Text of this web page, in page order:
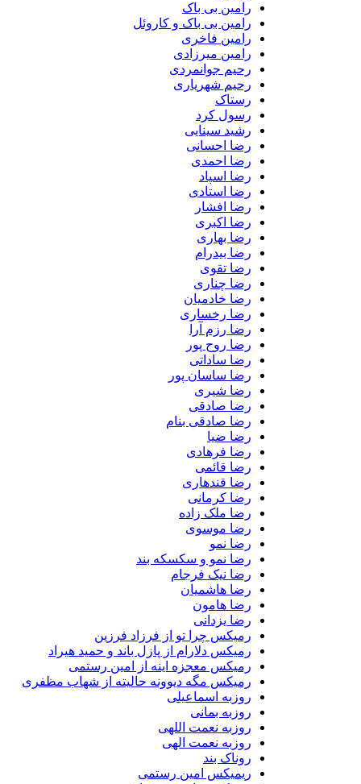
رامین بی باک
رامین بی باک و کاروئل
رامین فاخری
رامین میرزادی
رحیم جوانمردی
رحیم شهریاری
رستاک
رسول کرد
رشید سینایی
رضا احسانی
رضا احمدی
رضا اسپاد
رضا استادی
رضا افشار
رضا اکبری
رضا بهاری
رضا بیدرام
رضا تقوی
رضا چناری
رضا خادمیان
رضا رخساری
رضا رزم آرا
رضا روح پور
رضا ساداتی
رضا ساسان پور
رضا شیری
رضا صادقی
رضا صادقی بنام
رضا ضیا
رضا فرهادی
رضا قائمی
رضا قندهاری
رضا کرمانی
رضا ملک زاده
رضا موسوی
رضا نمو
رضا نمو و سکسکه بند
رضا نیک فرجام
رضا هاشمیان
رضا هامون
رضا یزدانی
رمیکس چرا تو از فرزاد فرزین
رمیکس دلارام از پازل باند و حمید هیراد
رمیکس معجزه اینه از امین رستمی
رمیکس مگه دیوونه حالیته از شهاب مظفری
روزبه اسماعیلی
روزبه بمانی
روزبه نعمت اللهی
روزبه نعمت الهی
روناک بند
ریمیکس امین رستمی